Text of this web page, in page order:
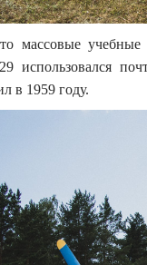
массовые
использовался
в 1959 году.